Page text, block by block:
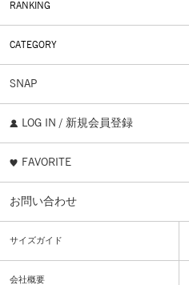
RANKING
CATEGORY
SNAP
LOG IN / 新規会員登録
FAVORITE
お問い合わせ
サイズガイド
会社概要